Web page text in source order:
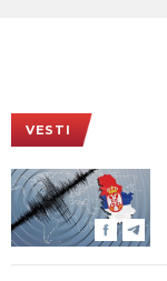
VESTI